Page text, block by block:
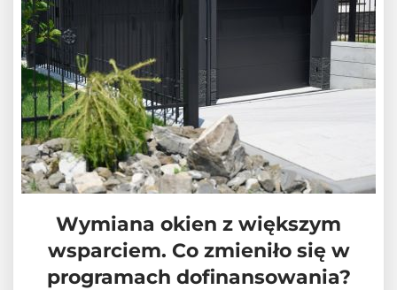
Wymiana okien z większym
wsparciem. Co zmieniło się w
programach dofinansowania?